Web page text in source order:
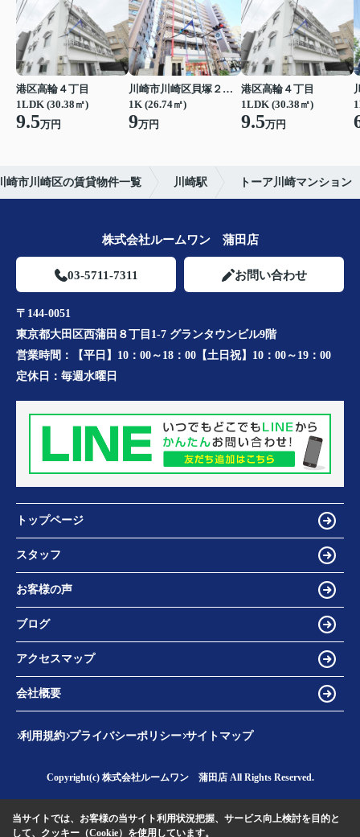
港区高輪４丁目
1LDK (30.38㎡)
9.5万円
川崎市川崎区貝塚２丁目
1K (26.74㎡)
9万円
港区高輪４丁目
1LDK (30.38㎡)
9.5万円
崎市川崎区の賃貸物件一覧 川崎駅 トーア川崎マンション
株式会社ルームワン 蒲田店
03-5711-7311 お問い合わせ
〒144-0051
東京都大田区西蒲田８丁目1-7 グランタウンビル9階
営業時間：
【平日】10：00～18：00【土日祝】10：00～19：00
定休日： 毎週水曜日
トップページ
スタッフ
お客様の声
ブログ
アクセスマップ
会社概要
利用規約 プライバシーポリシー サイトマップ
Copyright(c) 株式会社ルームワン 蒲田店 All Rights Reserved.
当サイトでは、お客様の当サイト利用状況把握、サービス向上検討を目的と
して、クッキー（Cookie）を使用しています。